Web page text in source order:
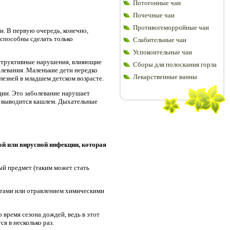
В первую очередь, конечно,
сделать только
нарушения, влияющие
Маленькие дети нередко
в младшем детском возрасте.
Это заболевание нарушает
выводится кашлем. Дыхательные
или вирусной инфекции, которая
предмет (таким может стать
или отравлением химическими
сезона дождей, ведь в этот
в несколько раз.
Потогонные чаи
Почечные чаи
Противогеморройные чаи
Слабительные чаи
Успокоительные чаи
Сборы для полоскания горла
Лекарственные ванны